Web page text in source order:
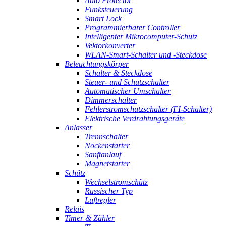
Funksteuerung
Smart Lock
Programmierbarer Controller
Intelligenter Mikrocomputer-Schutz
Vektorkonverter
WLAN-Smart-Schalter und -Steckdose
Beleuchtungskörper
Schalter & Steckdose
Steuer- und Schutzschalter
Automatischer Umschalter
Dimmerschalter
Fehlerstromschutzschalter (FI-Schalter)
Elektrische Verdrahtungsgeräte
Anlasser
Trennschalter
Nockenstarter
Sanftanlauf
Magnetstarter
Schütz
Wechselstromschütz
Russischer Typ
Luftregler
Relais
Timer & Zähler